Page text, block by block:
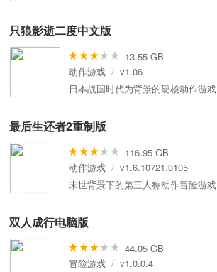
只狼影逝二度中文版
13.55 GB
动作游戏 / v1.06
日本战国时代为背景的硬核动作游戏
最后生还者2重制版
116.95 GB
动作游戏 / v1.6.10721.0105
末世背景下的第三人称动作冒险游戏
双人成行电脑版
44.05 GB
冒险游戏 / v1.0.0.4